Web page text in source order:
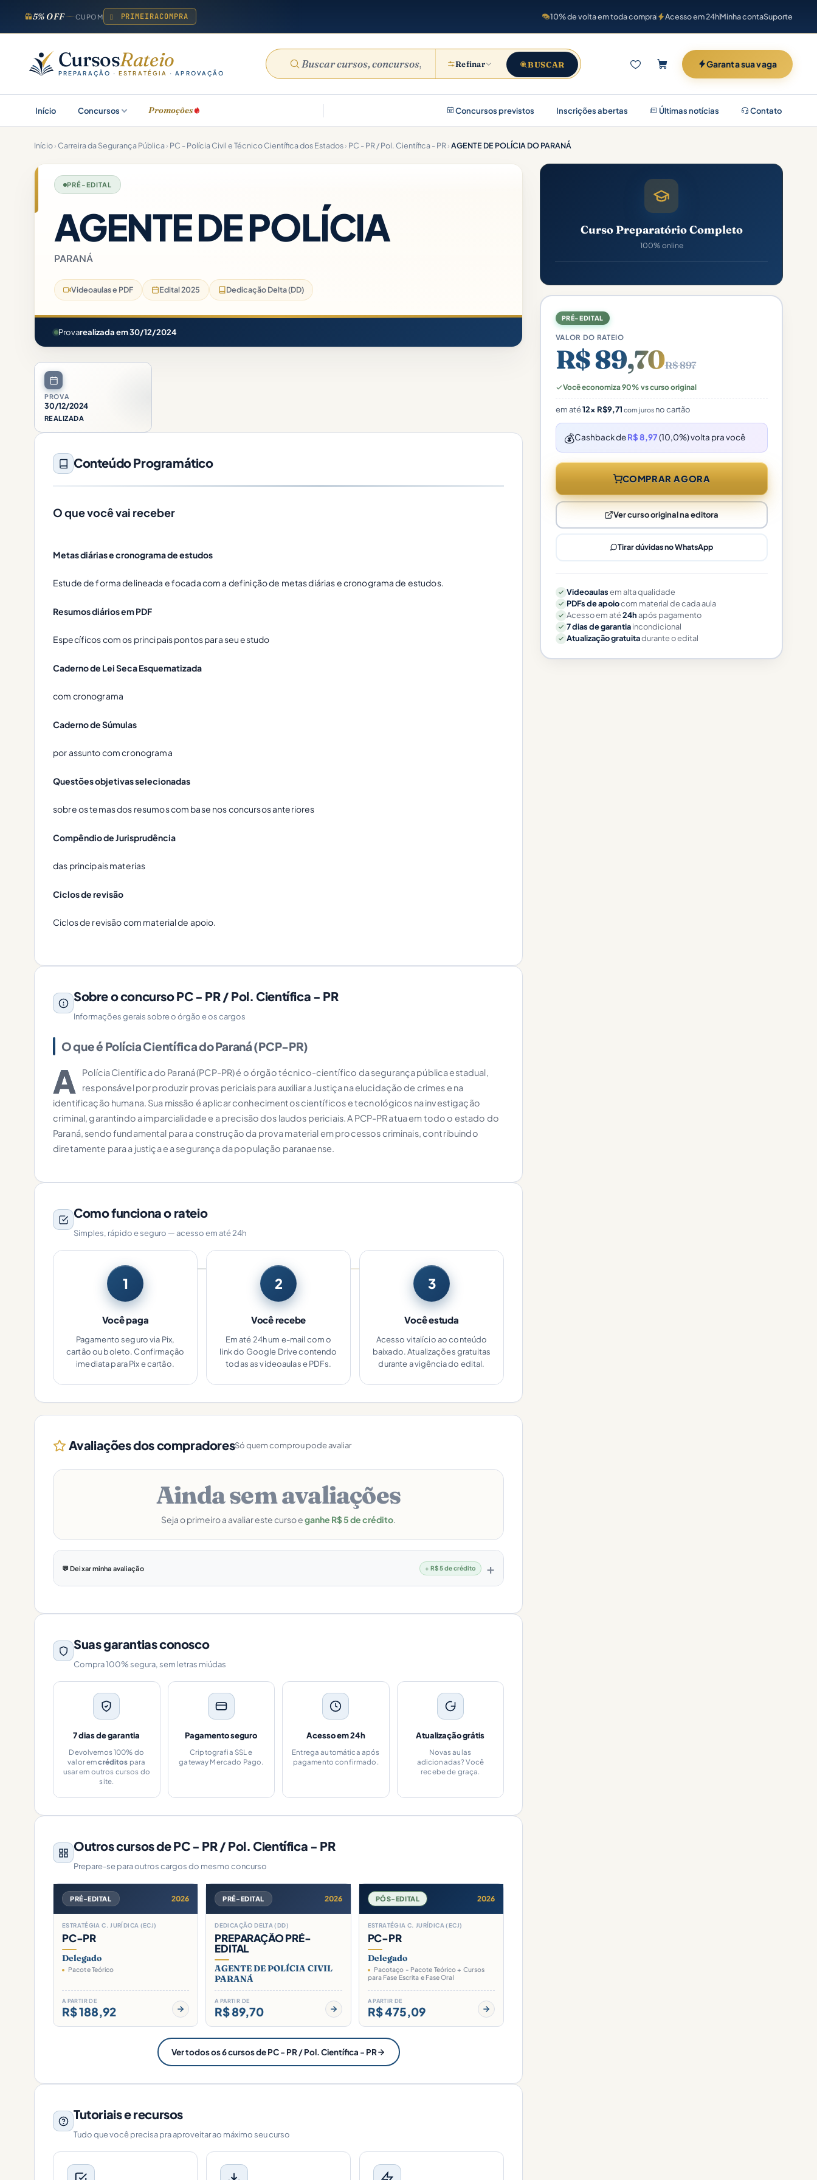
5% OFF CUPOM PRIMEIRACOMPRA 10% de volta em toda compra Acesso em 24hMinha contaSuporte
CursosRateio
PREPARAÇÃO ·ESTRATÉGIA · APROVAÇÃO
Refinar BUSCAR Garanta sua vaga
Início Concursos Promoções Concursos previstos Inscrições abertas Últimas notícias Contato
Início› Carreira da Segurança Pública› PC - Polícia Civil e Técnico Científica dos Estados› PC - PR / Pol. Científica - PR›AGENTE DE POLÍCIA DO PARANÁ
PRÉ-EDITAL
AGENTE DE POLÍCIA
PARANÁ
Videoaulas e PDF Edital 2025 Dedicação Delta (DD)
Provarealizada em 30/12/2024
Curso Preparatório Completo
100% online
PROVA
30/12/2024
REALIZADA
Conteúdo Programático
O que você vai receber
Metas diárias e cronograma de estudos
Estude de forma delineada e focada com a definição de metas diárias e cronograma de estudos.
Resumos diários em PDF
Específicos com os principais pontos para seu estudo
Caderno de Lei Seca Esquematizada
com cronograma
Caderno de Súmulas
por assunto com cronograma
Questões objetivas selecionadas
sobre os temas dos resumos com base nos concursos anteriores
Compêndio de Jurisprudência
das principais materias
Ciclos de revisão
Ciclos de revisão com material de apoio.
Sobre o concurso PC - PR / Pol. Científica - PR
Informações gerais sobre o órgão e os cargos
O que é Polícia Científica do Paraná (PCP-PR)
A
Polícia Científica do Paraná (PCP-PR) é o órgão técnico-científico da segurança pública estadual,
responsável por produzir provas periciais para auxiliar a Justiça na elucidação de crimes e na
identificação humana. Sua missão é aplicar conhecimentos científicos e tecnológicos na investigação
criminal, garantindo a imparcialidade e a precisão dos laudos periciais. A PCP-PR atua em todo o estado do
Paraná, sendo fundamental para a construção da prova material em processos criminais, contribuindo
diretamente para a justiça e a segurança da população paranaense.
Como funciona o rateio
Simples, rápido e seguro — acesso em até 24h
1
Você paga
Pagamento seguro via Pix,
cartão ou boleto. Confirmação
imediata para Pix e cartão.
2
Você recebe
Em até 24h um e-mail com o
link do Google Drive contendo
todas as videoaulas e PDFs.
3
Você estuda
Acesso vitalício ao conteúdo
baixado. Atualizações gratuitas
durante a vigência do edital.
Avaliações dos compradoresSó quem comprou pode avaliar
Ainda sem avaliações
Seja o primeiro a avaliar este curso eganhe R$ 5 de crédito.
💬 Deixar minha avaliação + R$ 5 de crédito
Suas garantias conosco
Compra 100% segura, sem letras miúdas
7 dias de garantia
Devolvemos 100% do
valor emcréditos para
usar em outros cursos do
site.
Pagamento seguro
Criptografia SSL e
gateway Mercado Pago.
Acesso em 24h
Entrega automática após
pagamento confirmado.
Atualização grátis
Novas aulas
adicionadas? Você
recebe de graça.
Outros cursos de PC - PR / Pol. Científica - PR
Prepare-se para outros cargos do mesmo concurso
PRÉ-EDITAL 2026
ESTRATÉGIA C. JURÍDICA (ECJ)
PC-PR
Delegado
Pacote Teórico
A PARTIR DE
R$ 188,92
PRÉ-EDITAL 2026
DEDICAÇÃO DELTA (DD)
PREPARAÇÃO PRÉ-
EDITAL
AGENTE DE POLÍCIA CIVIL
PARANÁ
A PARTIR DE
R$ 89,70
PÓS-EDITAL 2026
ESTRATÉGIA C. JURÍDICA (ECJ)
PC-PR
Delegado
Pacotaço - Pacote Teórico + Cursos
para Fase Escrita e Fase Oral
A PARTIR DE
R$ 475,09
Ver todos os 6 cursos de PC - PR / Pol. Científica - PR
Tutoriais e recursos
Tudo que você precisa pra aproveitar ao máximo seu curso
PRÉ-EDITAL
VALOR DO RATEIO
R$ 89,70R$ 897
Você economiza 90% vs curso original
em até12× R$9,71 com jurosno cartão
💰Cashback deR$ 8,97(10,0%) volta pra você
COMPRAR AGORA
Ver curso original na editora
Tirar dúvidas no WhatsApp
Videoaulasem alta qualidade
PDFs de apoiocom material de cada aula
Acesso em até24hapós pagamento
7 dias de garantiaincondicional
Atualização gratuitadurante o edital